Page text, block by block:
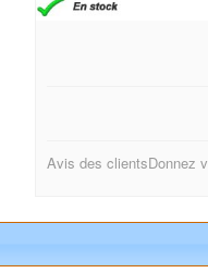
Avis des clientsDonnez